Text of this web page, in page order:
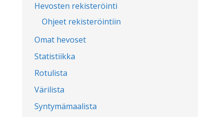
Hevosten rekisteröinti
Ohjeet rekisteröintiin
Omat hevoset
Statistiikka
Rotulista
Värilista
Syntymämaalista